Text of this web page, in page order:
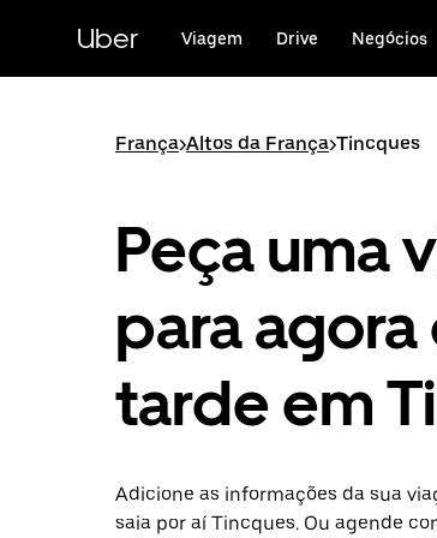
conteúdo
Uber Viagem Drive Negócios
França>Altos da França>Tincques
Peça uma
para agora
tarde em
Adicione as informações da sua
saia por aí Tincques. Ou agende